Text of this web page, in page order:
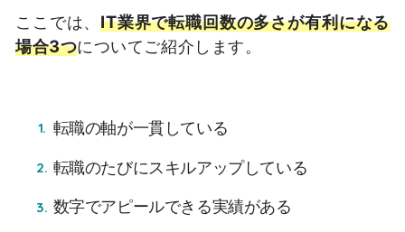
ここでは、IT業界で転職回数の多さが有利になる
場合3つについてご紹介します。
転職の軸が一貫している
転職のたびにスキルアップしている
数字でアピールできる実績がある